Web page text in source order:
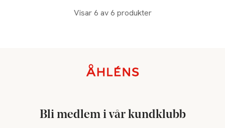
Visar 6 av 6 produkter
Bli medlem i vår kundklubb